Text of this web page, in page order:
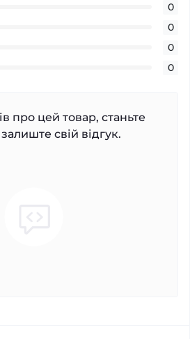
0
0
0
0
про цей товар, станьте
свій відгук.